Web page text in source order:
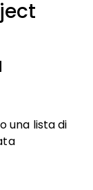
una lista di